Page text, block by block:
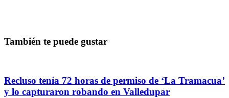
También te puede gustar
Recluso tenía 72 horas de permiso de ‘La Tramacua’
y lo capturaron robando en Valledupar